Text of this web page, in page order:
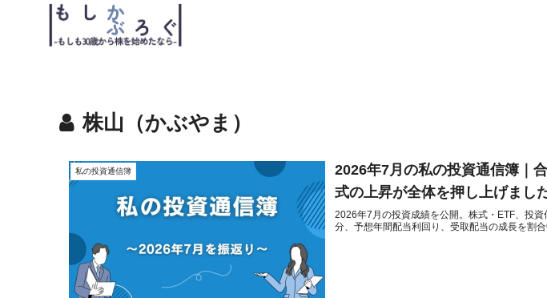
株山（かぶやま）
私の投資通信簿
2026年7月の私の投資通信簿｜
式の上昇が全体を押し上げまし
2026年7月の投資成績を公開。株式・ETF、投
分、予想年間配当利回り、受取配当の成長を割合